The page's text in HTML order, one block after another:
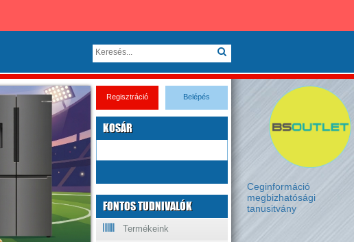
Ceginformáció
megbizhatósági
tanusitvány
Regisztráció Belépés
KOSÁR
FONTOS TUDNIVALÓK
Termékeink